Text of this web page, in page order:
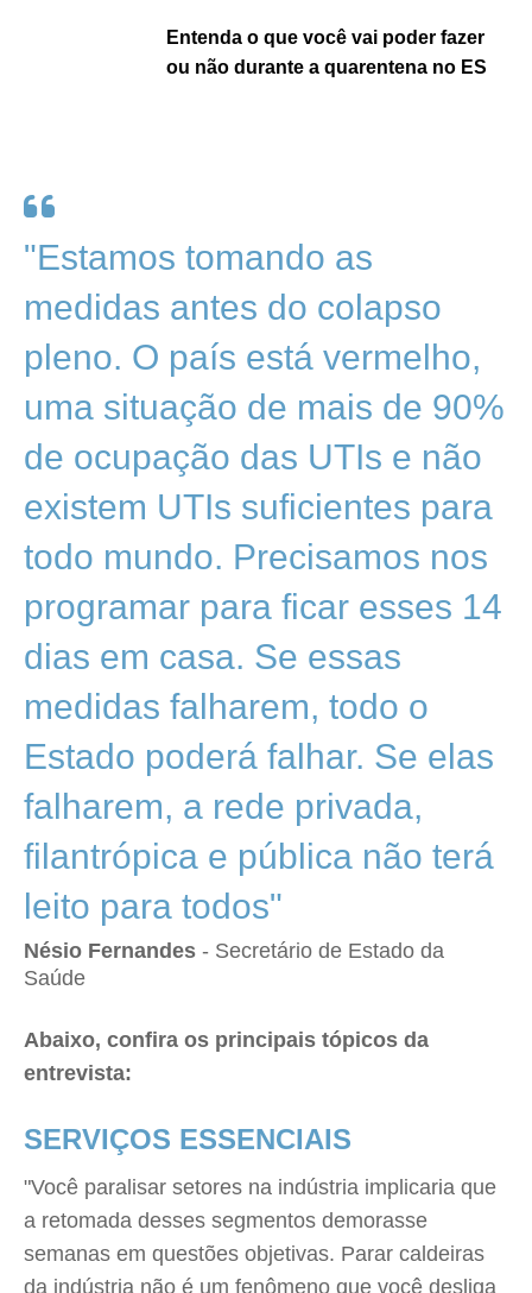
Entenda o que você vai poder fazer
ou não durante a quarentena no ES
"Estamos tomando as
medidas antes do colapso
pleno. O país está vermelho,
uma situação de mais de 90%
de ocupação das UTIs e não
existem UTIs suficientes para
todo mundo. Precisamos nos
programar para ficar esses 14
dias em casa. Se essas
medidas falharem, todo o
Estado poderá falhar. Se elas
falharem, a rede privada,
filantrópica e pública não terá
leito para todos"
Nésio Fernandes - Secretário de Estado da
Saúde
Abaixo, confira os principais tópicos da
entrevista:
SERVIÇOS ESSENCIAIS
"Você paralisar setores na indústria implicaria que
a retomada desses segmentos demorasse
semanas em questões objetivas. Parar caldeiras
da indústria não é um fenômeno que você desliga